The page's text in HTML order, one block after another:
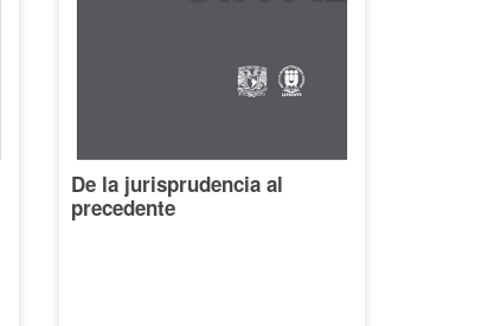
De la jurisprudencia al
precedente